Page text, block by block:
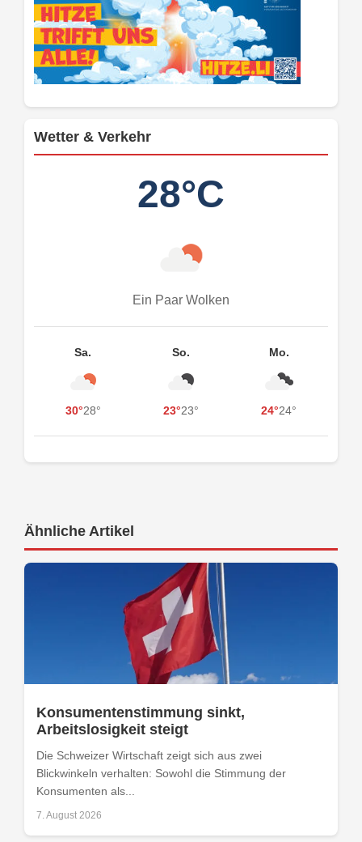
Wetter & Verkehr
28°C
Ein Paar Wolken
Sa.
30°28°
So.
23°23°
Mo.
24°24°
Ähnliche Artikel
Konsumentenstimmung sinkt,
Arbeitslosigkeit steigt
Die Schweizer Wirtschaft zeigt sich aus zwei
Blickwinkeln verhalten: Sowohl die Stimmung der
Konsumenten als...
7. August 2026